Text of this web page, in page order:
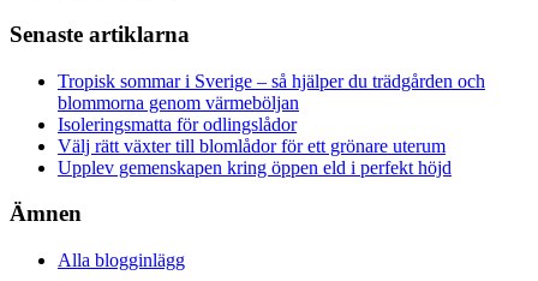
Senaste artiklarna
Tropisk sommar i Sverige – så hjälper du trädgården och
blommorna genom värmeböljan
Isoleringsmatta för odlingslådor
Välj rätt växter till blomlådor för ett grönare uterum
Upplev gemenskapen kring öppen eld i perfekt höjd
Ämnen
Alla blogginlägg